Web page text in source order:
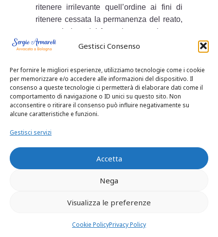
Gestisci Consenso
Per fornire le migliori esperienze, utilizziamo tecnologie come i cookie
per memorizzare e/o accedere alle informazioni del dispositivo. Il
consenso a queste tecnologie ci permetterà di elaborare dati come il
comportamento di navigazione o ID unici su questo sito. Non
acconsentire o ritirare il consenso può influire negativamente su
alcune caratteristiche e funzioni.
Gestisci servizi
Accetta
Nega
Visualizza le preferenze
Cookie PolicyPrivacy Policy
ritenere irrilevante quell’ordine ai fini di
ritenere cessata la permanenza del reato,
a prescindere dal fatto che esso sia stato
oggetto o meno di una specifica denunzia
consegue che la permanenza della
contravvenzione edilizia è andata oltre
ordine di sospensione e che la
prescrizione per entrambe le
contravvenzione debba decorrere dalla
data della sentenza di primo grado.
pacificamente anche quello di assicurare
patrimonio storico della città nel quale si
sicché nessun pregio possono avere le